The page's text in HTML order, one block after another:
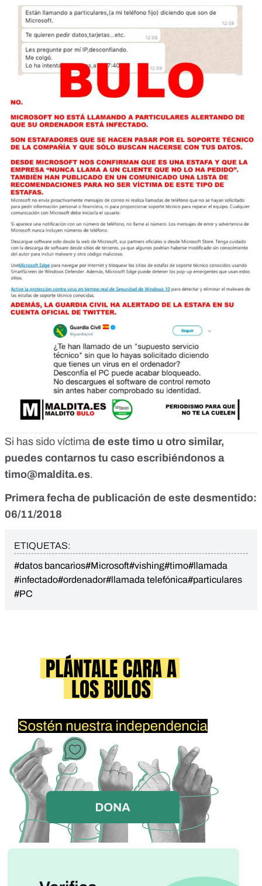
Si has sido víctima de este timo u otro similar,
puedes contarnos tu caso escribiéndonos a
timo@maldita.es.
Primera fecha de publicación de este desmentido:
06/11/2018
ETIQUETAS:
#datos bancarios#Microsoft#vishing#timo#llamada
#infectado#ordenador#llamada telefónica#particulares
#PC